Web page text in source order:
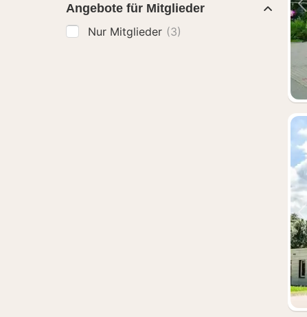
Angebote für Mitglieder
Nur Mitglieder (3)